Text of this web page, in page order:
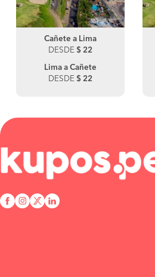
Cañete a Lima
DESDE $ 22
Lima a Cañete
DESDE $ 22